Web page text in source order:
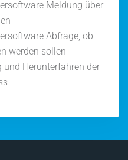
Meldung über
Abfrage, ob
werden sollen
Herunterfahren der